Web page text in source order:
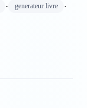
· generateur livre ·